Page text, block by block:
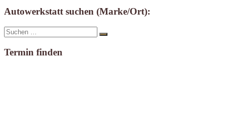
Autowerkstatt suchen (Marke/Ort):
Suche
nach:
Suchen
Termin finden